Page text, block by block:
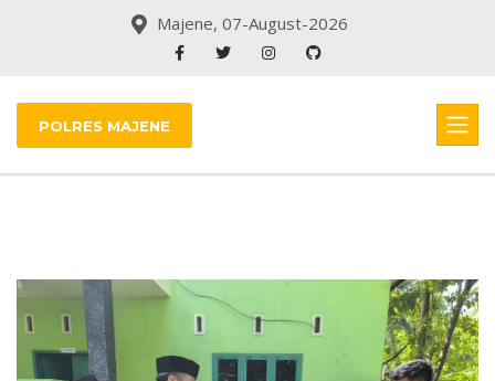
Majene, 07-August-2026
POLRES MAJENE